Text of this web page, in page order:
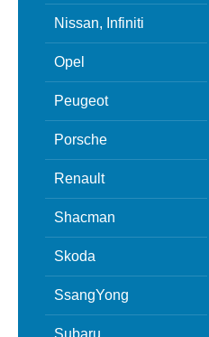
Nissan, Infiniti
Opel
Peugeot
Porsche
Renault
Shacman
Skoda
SsangYong
Subaru